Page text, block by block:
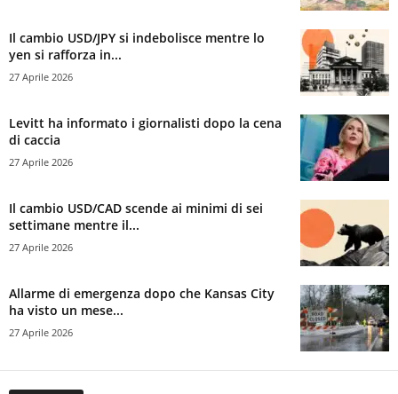
Il cambio USD/JPY si indebolisce mentre lo
yen si rafforza in...
27 Aprile 2026
Levitt ha informato i giornalisti dopo la cena
di caccia
27 Aprile 2026
Il cambio USD/CAD scende ai minimi di sei
settimane mentre il...
27 Aprile 2026
Allarme di emergenza dopo che Kansas City
ha visto un mese...
27 Aprile 2026